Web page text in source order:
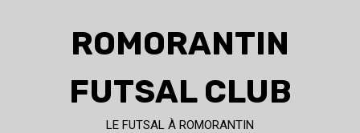
ROMORANTIN
FUTSAL CLUB
LE FUTSAL À ROMORANTIN